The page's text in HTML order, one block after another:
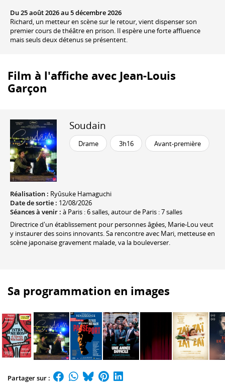
Du 25 août 2026 au 5 décembre 2026
Richard, un metteur en scène sur le retour, vient dispenser son
premier cours de théâtre en prison. Il espère une forte affluence
mais seuls deux détenus se présentent.
Film à l'affiche avec Jean-Louis
Garçon
Soudain
Drame 3h16 Avant-première
Réalisation : Ryûsuke Hamaguchi
Date de sortie : 12/08/2026
Séances à venir : à Paris : 6 salles, autour de Paris : 7 salles
Directrice d'un établissement pour personnes âgées, Marie-Lou veut
y instaurer des soins innovants. Sa rencontre avec Mari, metteuse en
scène japonaise gravement malade, va la bouleverser.
Sa programmation en images
Partager sur :